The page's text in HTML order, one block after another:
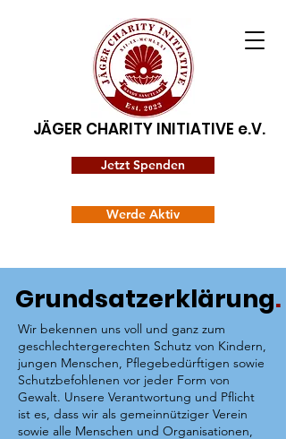
Jetzt Spenden
JÄGER CHARITY INITIATIVE e.V.
Werde Aktiv
Grundsatzerklärung.
Wir bekennen uns voll und ganz zum
geschlechtergerechten Schutz von Kindern,
jungen Menschen, Pflegebedürftigen sowie
Schutzbefohlenen vor jeder Form von
Gewalt. Unsere Verantwortung und Pflicht
ist es, dass wir als gemeinnütziger Verein
sowie alle Menschen und Organisationen,